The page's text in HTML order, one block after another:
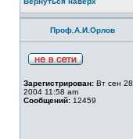
Проф.А.И.Орлов
Зарегистрирован: Вт сен 28,
2004 11:58 am
Сообщений: 12459